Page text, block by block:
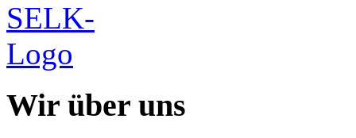
Wir über uns